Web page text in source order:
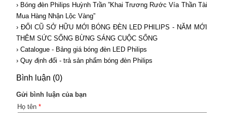
› Bóng đèn Philips Huỳnh Trần ”Khai Trương Rước Vía Thần Tài
Mua Hàng Nhận Lộc Vàng”
› ĐỔI CŨ SỞ HỮU MỚI BÓNG ĐÈN LED PHILIPS - NĂM MỚI
THÊM SỨC SỐNG BỪNG SÁNG CUỘC SỐNG
› Catalogue - Bảng giá bóng đèn LED Philips
› Quy định đổi - trả sản phẩm bóng đèn Philips
Bình luận (0)
Gửi bình luận của bạn
Họ tên *